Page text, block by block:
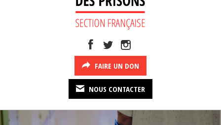
FAIRE UN DON
NOUS CONTACTER